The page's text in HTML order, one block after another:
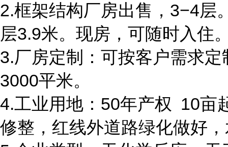
2.框架结构厂房出售，3−4层
层3.9米。现房，可随时入住
3.厂房定制：可按客户需求
3000平米。
4.工业用地：50年产权 10亩
修整，红线外道路绿化做好